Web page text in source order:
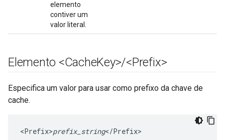
elemento
contiver um
valor literal.
Elemento <CacheKey>/<Prefix>
Especifica um valor para usar como prefixo da chave de
cache.
<Prefix>prefix_string</Prefix>